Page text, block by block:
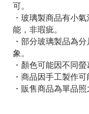
可。
・玻璃製商品有小
能，非瑕疵。
・部分玻璃製品為
象。
・顏色可能因不同
・商品因手工製作
・販售商品為單品